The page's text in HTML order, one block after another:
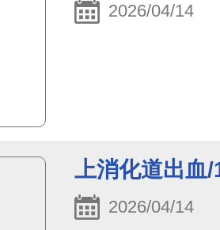
2026/04/14
上消化道出血/
2026/04/14